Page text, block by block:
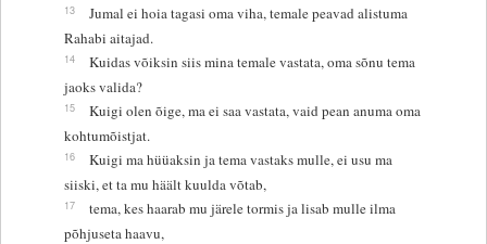
13
Jumal ei hoia tagasi oma viha, temale peavad alistuma
Rahabi aitajad.
14
Kuidas võiksin siis mina temale vastata, oma sõnu tema
jaoks valida?
15
Kuigi olen õige, ma ei saa vastata, vaid pean anuma oma
kohtumõistjat.
16
Kuigi ma hüüaksin ja tema vastaks mulle, ei usu ma
siiski, et ta mu häält kuulda võtab,
17
tema, kes haarab mu järele tormis ja lisab mulle ilma
põhjuseta haavu,